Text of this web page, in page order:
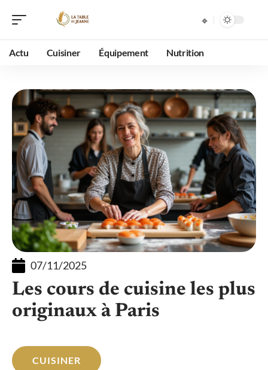
Actu Cuisiner Équipement Nutrition
07/11/2025
Les cours de cuisine les plus
originaux à Paris
CUISINER